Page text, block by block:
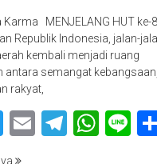
Karma MENJELANG HUT ke-
Republik Indonesia, jalan-
kembali menjadi ruang
antara semangat kebangsaan,
rakyat,
Twitter
Email